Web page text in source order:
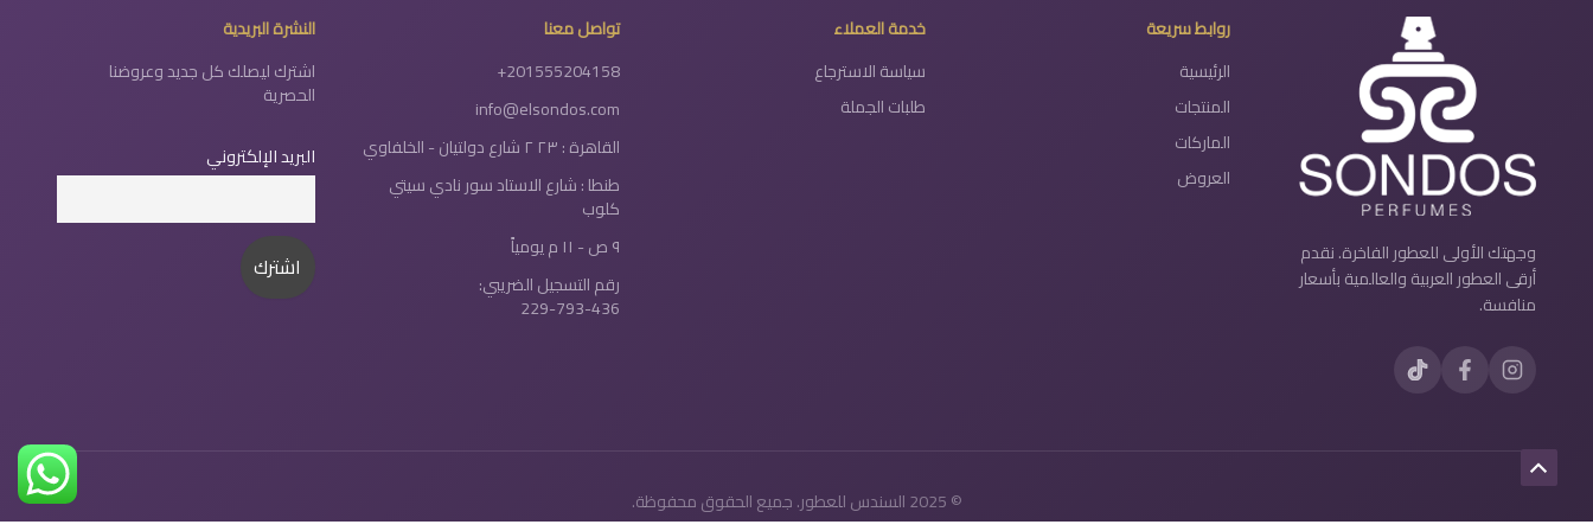
وجهتك الأولى للعطور الفاخرة. نقدم
أرقى العطور العربية والعالمية بأسعار
منافسة.
روابط سريعة
الرئيسية
المنتجات
الماركات
العروض
خدمة العملاء
سياسة الاسترجاع
طلبات الجملة
تواصل معنا
+201555204158
info@elsondos.com
القاهرة : ٢٣ ٢ شارع دولتيان - الخلفاوي
طنطا : شارع الاستاد سور نادي سيتي
كلوب
٩ ص - ١١ م يومياً
رقم التسجيل الضريبي:
229-793-436
النشرة البريدية
اشترك ليصلك كل جديد وعروضنا
الحصرية
البريد الإلكتروني
© 2025 السندس للعطور. جميع الحقوق محفوظة.
Scroll
to